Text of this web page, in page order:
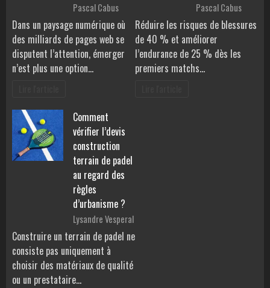
Pascal Cabus
Dans un paysage numérique où
des milliards de pages web se
disputent l’attention, émerger
n’est plus une option…
Pascal Cabus
Réduire les risques de blessures
de 40 % et améliorer
l’endurance de 25 % dès les
premiers matchs…
Comment
vérifier l’devis
construction
terrain de padel
au regard des
règles
d’urbanisme ?
Lysandre Vesperal
Construire un terrain de padel ne
consiste pas uniquement à
choisir des matériaux de qualité
ou un prestataire…